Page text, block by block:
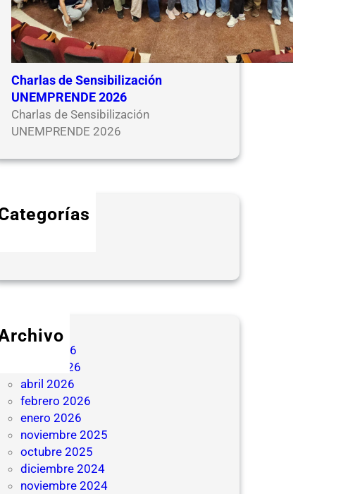
Charlas de Sensibilización
UNEMPRENDE 2026
Charlas de Sensibilización
UNEMPRENDE 2026
junio 2026
mayo 2026
abril 2026
febrero 2026
enero 2026
noviembre 2025
octubre 2025
diciembre 2024
noviembre 2024